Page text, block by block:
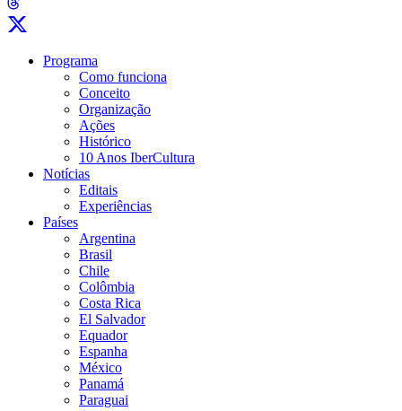
Programa
Como funciona
Conceito
Organização
Ações
Histórico
10 Anos IberCultura
Notícias
Editais
Experiências
Países
Argentina
Brasil
Chile
Colômbia
Costa Rica
El Salvador
Equador
Espanha
México
Panamá
Paraguai